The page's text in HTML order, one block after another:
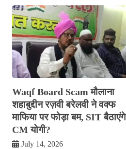
Waqf Board Scam मौलाना
शहाबुद्दीन रज़वी बरेलवी ने वक्फ
माफिया पर फोड़ा बम, SIT बैठाएंगे
CM योगी?
July 14, 2026